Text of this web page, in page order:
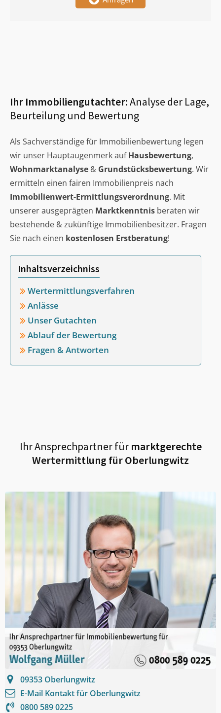
Ihr Immobiliengutachter:Analyse der Lage,
Beurteilung und Bewertung
Als Sachverständige für Immobilienbewertung legen
wir unser Hauptaugenmerk aufHausbewertung,
Wohnmarktanalyse & Grundstücksbewertung. Wir
ermitteln einen fairen Immobilienpreis nach
Immobilienwert-Ermittlungsverordnung. Mit
unserer ausgeprägten Marktkenntnis beraten wir
bestehende & zukünftige Immobilienbesitzer. Fragen
Sie nach einen kostenlosen Erstberatung!
Inhaltsverzeichniss
Wertermittlungsverfahren
Anlässe
Unser Gutachten
Ablauf der Bewertung
Fragen & Antworten
Ihr Ansprechpartner fürmarktgerechte
Wertermittlung fürOberlungwitz
09353 Oberlungwitz
E-Mail Kontakt für Oberlungwitz
0800 589 0225